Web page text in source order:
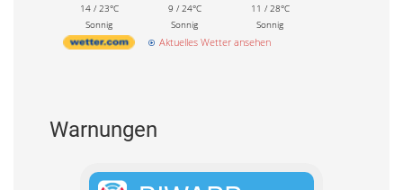
14 / 23°C
Sonnig
9 / 24°C
Sonnig
11 / 28°C
Sonnig
Aktuelles Wetter ansehen
Warnungen